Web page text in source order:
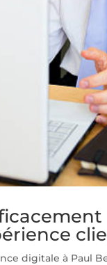
digitale à Paul